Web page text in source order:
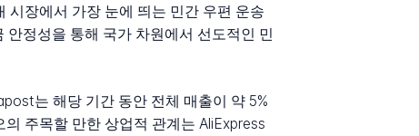
시장에서 가장 눈에 띄는 민간 우편 운송
정성을 통해 국가 차원에서 선도적인 민
는 해당 기간 동안 전체 매출이 약 5%
주목할 만한 상업적 관계는 AliExpress